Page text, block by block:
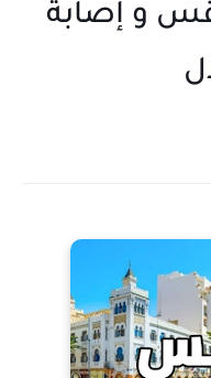
و إصابة